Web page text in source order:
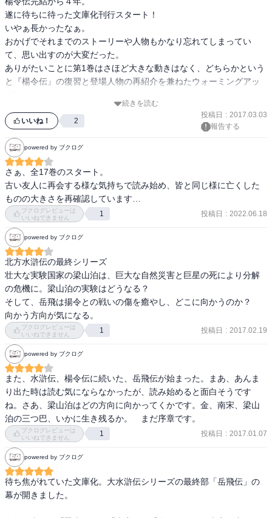
かしどこか気持がすっきりした。
「沙門島で、顧大嫂殿から手紙を受け取った。自分のことは、自分
で考え、自分で決めろ、というようなことが、書いてあった」
（349p）
4年以上待った。長かった。しかし、秋（とき）は過ぎ去ってみれば
なってから半年後の物語。単行本完結で「大水滸伝シリーズ」が51
巻で終わった。そして文庫本が、遂に刊行され始めたのである。文
庫本でのみ、私はこのシリーズを「買って」読むことに決めている
ので、仕方ない。その代わり、4年間を17ヶ月という1/3に短縮し
て、このシリーズを一気に駆け上がりラストまでもってゆくことが
出来る。
一巻目は、登場人物の紹介でもあり過去の物語を各人物から解説す
るようなものだった。それは、それで新たな発見もあり、面白くな
いわけではなかった。岳飛伝、と言いながら、岳飛の比重は恐ろし
いぐらいに低い。文章量だけでなくて、存在感もまだ低いのであ
る。その代わり、南宋の宰相として確固とした地位を確保した秦檜
と、以前は金国の太祖阿骨打の不肖の息子、ウジュが、何時の間に
か物語を引っ張るような大きな漢（おとこ）として登場してきた。
楊令がいなくなり、梁山泊を侵した洪水は楊令の国造りに壊滅的な
打撃を与え、新頭領の呉用さえも、新たな展望は見出せずにいる。
それらが全編を覆い、大きな物語はまだ動いていない。しかし、物
語は王清の鉄笛から始まった。「水滸伝」の英雄たちの息子たち
が、今、正真正銘その全面にでてきた。王清の異母兄の王貴や張平
の息子張朔の会話は、だから、今後の岳飛伝の未来をも語っている
気がしてならない。彼らたちは「なにを受け継いでいるんだろう
か？」「自分のことは、自分で考え、自分で決めろ」戦争はあるだ
ろう。しかし、歴史とは、戦争だけの物語ではない。のである。
2016年12月18日読了
遂に待ちに待った文庫化刊行スタート！
いやぁ長かったなぁ。
おかげでそれまでのストーリーや人物もかなり忘れてしまってい
て、思い出すのが大変だった。
ありがたいことに第1巻はさほど大きな動きはなく、どちらかという
と『楊令伝』の復習と登場人物の再紹介を兼ねたウォーミングアッ
今のうちに、登場人物を思い出しておけよと北方先生に言われてい
るみたいだ。
これからまた１年半に渡って北方ワールドが続くと思うと胸が踊
る。
続きを読む
いいね！ 2
投稿日 : 2017.03.03
報告する
powered by ブクログ
さぁ、全17巻のスタート。
古い友人に再会する様な気持ちで読み始め、皆と同じ様に亡くした
ものの大きさを再確認しています…
ブクログレビューは
いいねできません
1 投稿日 : 2022.06.18
powered by ブクログ
北方水滸伝の最終シリーズ
壮大な実験国家の梁山泊は、巨大な自然災害と巨星の死により分解
の危機に。梁山泊の実験はどうなる？
そして、岳飛は揚令との戦いの傷を癒やし、どこに向かうのか？
向かう方向が気になる。
ブクログレビューは
いいねできません
1 投稿日 : 2017.02.19
powered by ブクログ
また、水滸伝、楊令伝に続いた、岳飛伝が始まった。まあ、あんま
り出た時は読む気にならなかったが、読み始めると面白そうです
ね。さあ、梁山泊はどの方向に向かってくかです。金、南宋、梁山
泊の三つ巴、いかに生き残るか。　まだ序章です。
ブクログレビューは
いいねできません
1 投稿日 : 2017.01.07
powered by ブクログ
待ち焦がれていた文庫化。大水滸伝シリーズの最終部「岳飛伝」の
幕が開きました。